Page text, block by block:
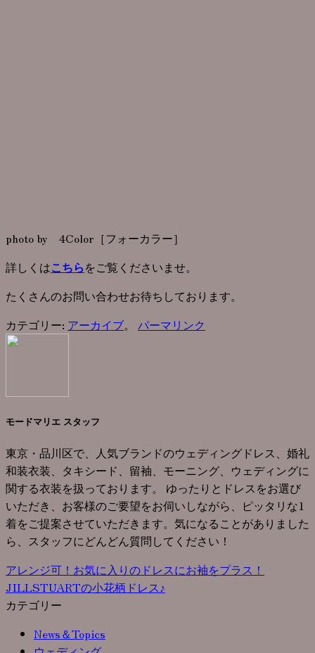
photo by 4Color［フォーカラー］
詳しくはこちら をご覧くださいませ。
たくさんのお問い合わせお待ちしております。
カテゴリー: アーカイブ。 パーマリンク
モードマリエ スタッフ
東京・品川区で、人気ブランドのウェディングドレス、婚礼
和装衣装、タキシード、留袖、モーニング、ウェディングに
関する衣装を扱っております。 ゆったりとドレスをお選び
いただき、お客様のご要望をお伺いしながら、ピッタリな1
着をご提案させていただきます。気になることがありました
ら、スタッフにどんどん質問してください！
アレンジ可！お気に入りのドレスにお袖をプラス！
JILLSTUARTの小花柄ドレス♪
カテゴリー
News＆Topics